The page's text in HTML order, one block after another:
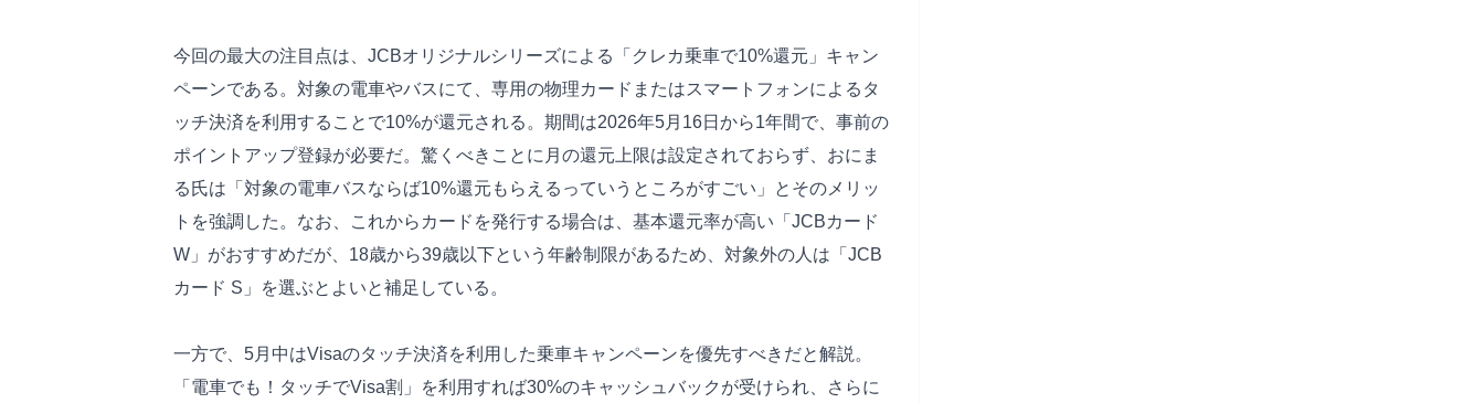
今回の最大の注目点は、JCBオリジナルシリーズによる「クレカ乗車で10%還元」キャン
ペーンである。対象の電車やバスにて、専用の物理カードまたはスマートフォンによるタ
ッチ決済を利用することで10%が還元される。期間は2026年5月16日から1年間で、事前の
ポイントアップ登録が必要だ。驚くべきことに月の還元上限は設定されておらず、おにま
る氏は「対象の電車バスならば10%還元もらえるっていうところがすごい」とそのメリッ
トを強調した。なお、これからカードを発行する場合は、基本還元率が高い「JCBカード
W」がおすすめだが、18歳から39歳以下という年齢制限があるため、対象外の人は「JCB
カード S」を選ぶとよいと補足している。
一方で、5月中はVisaのタッチ決済を利用した乗車キャンペーンを優先すべきだと解説。
「電車でも！タッチでVisa割」を利用すれば30%のキャッシュバックが受けられ、さらに